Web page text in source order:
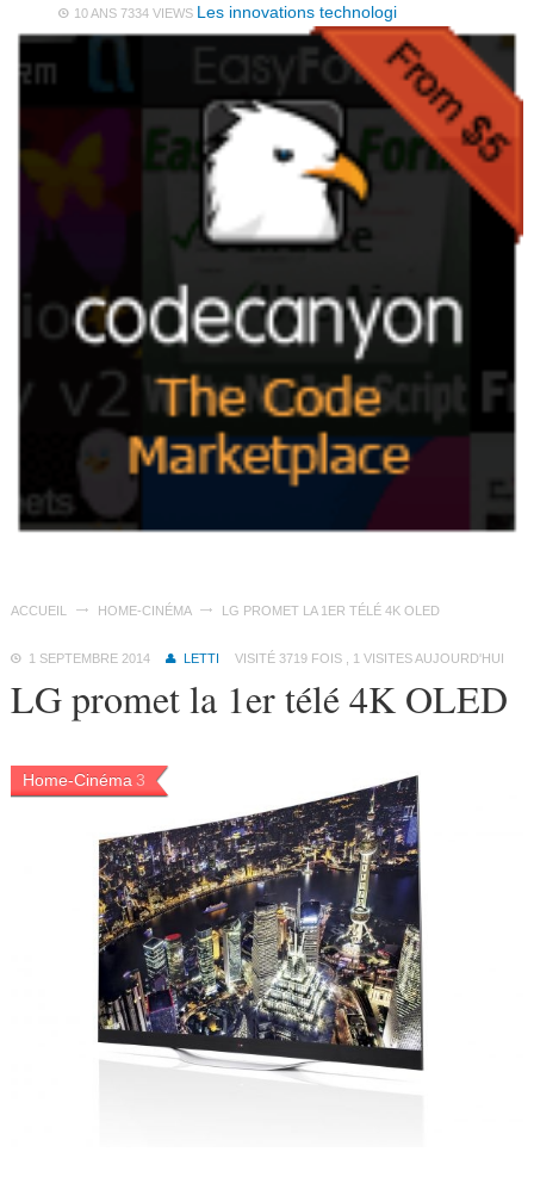
10 ANS7334 VIEWS Les innovations technologi
ACCUEIL HOME-CINÉMA LG PROMET LA 1ER TÉLÉ 4K OLED
1 SEPTEMBRE 2014 LETTI VISITÉ 3719 FOIS , 1 VISITES AUJOURD'HUI
LG promet la 1er télé 4K OLED
Home-Cinéma3